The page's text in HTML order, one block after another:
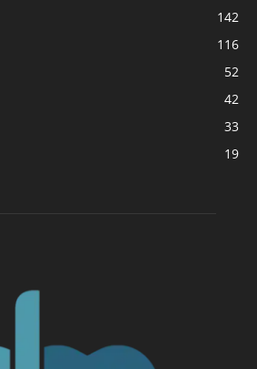
142
116
52
42
33
19